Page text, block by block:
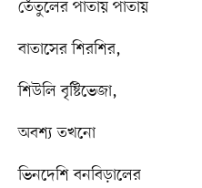
তেঁতুলের পাতায় পাতায়
বাতাসের শিরশির,
শিউলি বৃষ্টিভেজা,
অবশ্য তখনো
ভিনদেশি বনবিড়ালের